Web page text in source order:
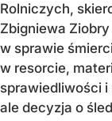
Rolniczych,
Zbigniewa
w sprawie
w resorcie,
sprawiedliwości i
ale decyzja o